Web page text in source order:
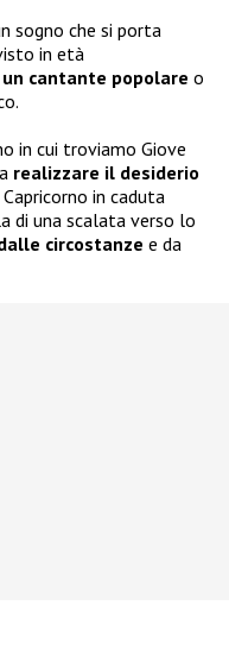
sogno che si porta
in età
cantante popolare o
in cui troviamo Giove
realizzare il desiderio
in caduta
di una scalata verso lo
circostanze e da